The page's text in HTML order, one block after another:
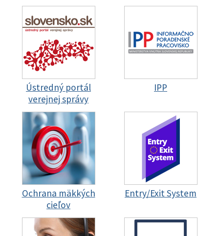
Ústredný portál
verejnej správy
IPP
Ochrana mäkkých
cieľov
Entry/Exit System